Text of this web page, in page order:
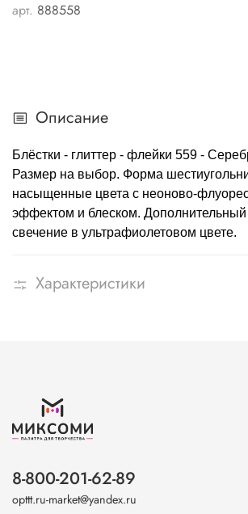
арт. 888558
Описание
Блёстки - глиттер - флейки 559 -
Размер на выбор. Форма
насыщенные цвета с неоново-
эффектом и блеском.
свечение в ультрафиолетовом цвете.
Характеристики
8-800-201-62-89
opttt.ru-market@yandex.ru